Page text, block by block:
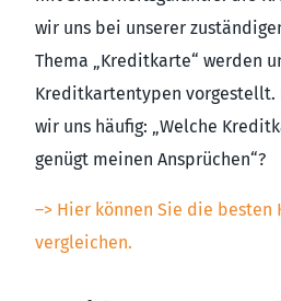
wir uns bei unserer
Thema „Kreditkarte“ werden
Kreditkartentypen vorgestellt.
wir uns häufig: „Welche
genügt meinen Ansprüchen“?
–> Hier können Sie die besten
vergleichen.